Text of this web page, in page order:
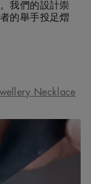
我們的設計崇
的舉手投足熠